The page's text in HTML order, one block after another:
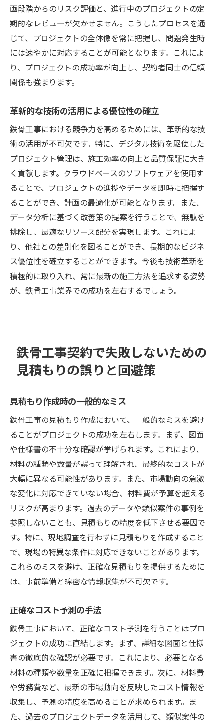
画段階からのリスク評価と、進行中のプロジェクトの定
期的なレビューが欠かせません。こうしたプロセスを通
じて、プロジェクトの全体像を常に把握し、問題発生時
には速やかに対応することが可能となります。これによ
り、プロジェクトの成功率が向上し、契約者同士の信頼
関係も強まります。
革新的な技術の活用による優位性の確立
鉄骨工事における競争力を高めるためには、革新的な技
術の活用が不可欠です。特に、デジタル技術を駆使した
プロジェクト管理は、施工効率の向上と品質保証に大き
く貢献します。クラウドベースのソフトウェアを使用す
ることで、プロジェクトの進捗やデータを即時に把握す
ることができ、計画の最適化が可能となります。また、
データ分析に基づく改善策の提案を行うことで、無駄を
排除し、最適なリソース配分を実現します。これによ
り、他社との差別化を図ることができ、長期的なビジネ
ス優位性を確立することができます。今後も技術革新を
積極的に取り入れ、常に最新の施工方法を追求する姿勢
が、鉄骨工事業界での成功を左右するでしょう。
鉄骨工事契約で失敗しないための
見積もりの誤りと回避策
見積もり作成時の一般的なミス
鉄骨工事の見積もり作成において、一般的なミスを避け
ることがプロジェクトの成功を左右します。まず、図面
や仕様書の不十分な確認が挙げられます。これにより、
材料の種類や数量が誤って理解され、最終的なコストが
大幅に異なる可能性があります。また、市場動向の急激
な変化に対応できていない場合、材料費が予算を超える
リスクが高まります。過去のデータや類似案件の事例を
参照しないことも、見積もりの精度を低下させる要因で
す。特に、現地調査を行わずに見積もりを作成すること
で、現場の特異な条件に対応できないことがあります。
これらのミスを避け、正確な見積もりを提供するために
は、事前準備と綿密な情報収集が不可欠です。
正確なコスト予測の手法
鉄骨工事において、正確なコスト予測を行うことはプロ
ジェクトの成功に直結します。まず、詳細な図面と仕様
書の徹底的な確認が必要です。これにより、必要となる
材料の種類や数量を正確に把握できます。次に、材料費
や労務費など、最新の市場動向を反映したコスト情報を
収集し、予測の精度を高めることが求められます。ま
た、過去のプロジェクトデータを活用して、類似案件の